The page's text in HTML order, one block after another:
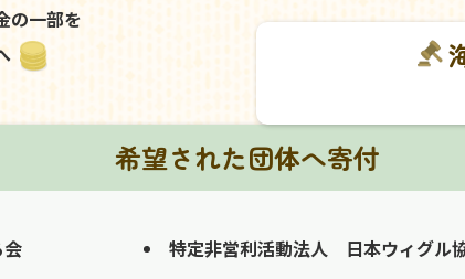
の一部を
希望された団体へ寄付
特定非営利活動法人 日本ウィグル